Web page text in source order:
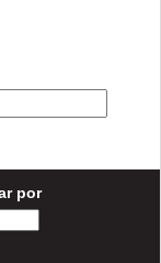
por